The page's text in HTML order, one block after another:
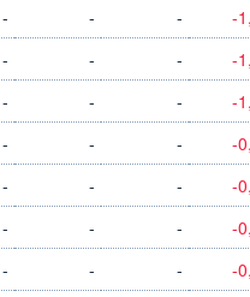
- - - -
- - - -
- - - -
- - - -
- - - -
- - - -
- - - -